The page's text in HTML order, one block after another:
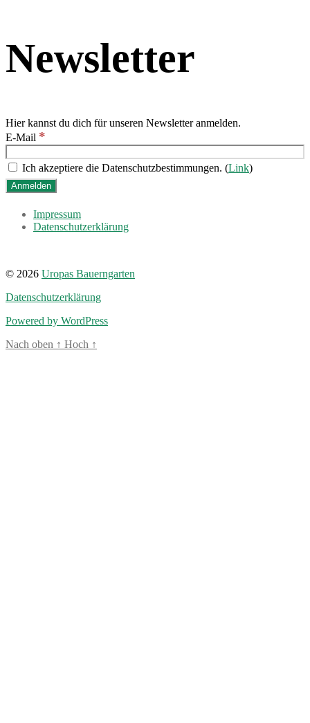
Newsletter
Hier kannst du dich für unseren Newsletter anmelden.
E-Mail *
Ich akzeptiere die Datenschutzbestimmungen. (Link)
Impressum
Datenschutzerklärung
© 2026 Uropas Bauerngarten
Datenschutzerklärung
Powered by WordPress
Nach oben ↑ Hoch ↑